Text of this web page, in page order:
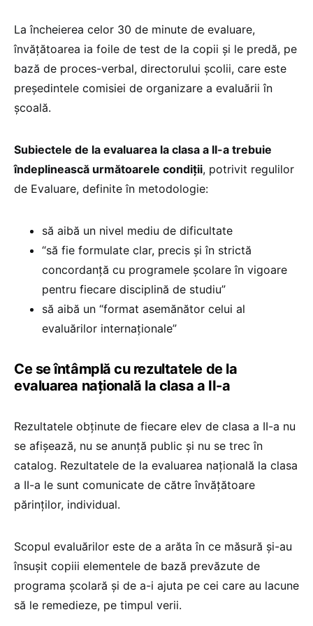
La încheierea celor 30 de minute de evaluare,
învățătoarea ia foile de test de la copii și le predă, pe
bază de proces-verbal, directorului școlii, care este
președintele comisiei de organizare a evaluării în
școală.
Subiectele de la evaluarea la clasa a II-a trebuie
îndeplinească următoarele condiții, potrivit regulilor
de Evaluare, definite în metodologie:
să aibă un nivel mediu de dificultate
“să fie formulate clar, precis și în strictă
concordanță cu programele școlare în vigoare
pentru fiecare disciplină de studiu”
să aibă un “format asemănător celui al
evaluărilor internaționale”
Ce se întâmplă cu rezultatele de la
evaluarea națională la clasa a II-a
Rezultatele obținute de fiecare elev de clasa a II-a nu
se afișează, nu se anunță public și nu se trec în
catalog. Rezultatele de la evaluarea națională la clasa
a II-a le sunt comunicate de către învățătoare
părinților, individual.
Scopul evaluărilor este de a arăta în ce măsură și-au
însușit copiii elementele de bază prevăzute de
programa școlară și de a-i ajuta pe cei care au lacune
să le remedieze, pe timpul verii.